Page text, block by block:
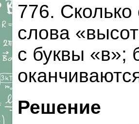
776. Сколько
слова
с буквы
Решение